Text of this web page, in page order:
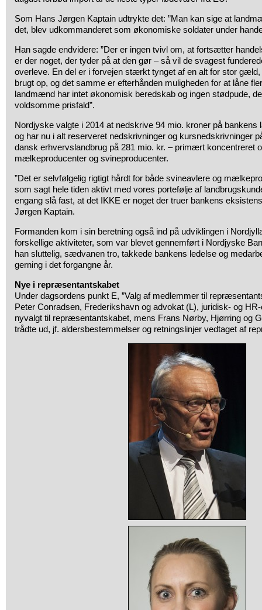
Som Hans Jørgen Kaptain udtrykte det: ”Man kan sige at
det, blev udkommanderet som økonomiske soldater under
Han sagde endvidere: ”Der er ingen tvivl om, at fortsætter
er der noget, der tyder på at den gør – så vil de svagest
overleve. En del er i forvejen stærkt tynget af en alt for stor
brugt op, og det samme er efterhånden muligheden for at låne
landmænd har intet økonomisk beredskab og ingen stødpude,
voldsomme prisfald”.
Nordjyske valgte i 2014 at nedskrive 94 mio. kroner på bankens
og har nu i alt reserveret nedskrivninger og kursnedskrivninger
dansk erhvervslandbrug på 281 mio. kr. – primært koncentreret
mælkeproducenter og svineproducenter.
”Det er selvfølgelig rigtigt hårdt for både svineavlere og
som sagt hele tiden aktivt med vores portefølje af
engang slå fast, at det IKKE er noget der truer bankens
Jørgen Kaptain.
Formanden kom i sin beretning også ind på udviklingen i
forskellige aktiviteter, som var blevet gennemført i Nordjyske
han sluttelig, sædvanen tro, takkede bankens ledelse og
gerning i det forgangne år.
Nye i repræsentantskabet
Under dagsordens punkt E, ”Valg af medlemmer til
Peter Conradsen, Frederikshavn og advokat (L), juridisk- og
nyvalgt til repræsentantskabet, mens Frans Nørby, Hjørring og
trådte ud, jf. aldersbestemmelser og retningslinjer vedtaget af